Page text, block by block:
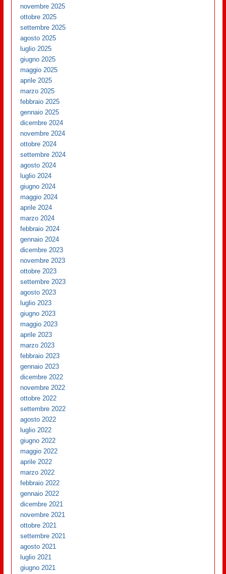
novembre 2025
ottobre 2025
settembre 2025
agosto 2025
luglio 2025
giugno 2025
maggio 2025
aprile 2025
marzo 2025
febbraio 2025
gennaio 2025
dicembre 2024
novembre 2024
ottobre 2024
settembre 2024
agosto 2024
luglio 2024
giugno 2024
maggio 2024
aprile 2024
marzo 2024
febbraio 2024
gennaio 2024
dicembre 2023
novembre 2023
ottobre 2023
settembre 2023
agosto 2023
luglio 2023
giugno 2023
maggio 2023
aprile 2023
marzo 2023
febbraio 2023
gennaio 2023
dicembre 2022
novembre 2022
ottobre 2022
settembre 2022
agosto 2022
luglio 2022
giugno 2022
maggio 2022
aprile 2022
marzo 2022
febbraio 2022
gennaio 2022
dicembre 2021
novembre 2021
ottobre 2021
settembre 2021
agosto 2021
luglio 2021
giugno 2021